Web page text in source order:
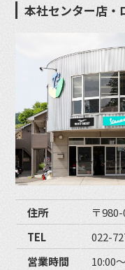
本社センター店・
住所
〒
TEL
022-
営業時間
10:00